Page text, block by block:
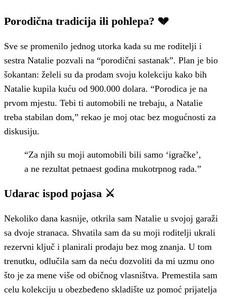
Porodična tradicija ili pohlepa? 💔
Sve se promenilo jednog utorka kada su me roditelji i
sestra Natalie pozvali na “porodični sastanak”. Plan je bio
šokantan: želeli su da prodam svoju kolekciju kako bih
Natalie kupila kuću od 900.000 dolara. “Porodica je na
prvom mjestu. Tebi ti automobili ne trebaju, a Natalie
treba stabilan dom,” rekao je moj otac bez mogućnosti za
diskusiju.
“Za njih su moji automobili bili samo ‘igračke’,
a ne rezultat petnaest godina mukotrpnog rada.”
Udarac ispod pojasa ⚔️
Nekoliko dana kasnije, otkrila sam Natalie u svojoj garaži
sa dvoje stranaca. Shvatila sam da su moji roditelji ukrali
rezervni ključ i planirali prodaju bez mog znanja. U tom
trenutku, odlučila sam da neću dozvoliti da mi uzmu ono
što je za mene više od običnog vlasništva. Premestila sam
celu kolekciju u obezbeđeno skladište uz pomoć prijatelja